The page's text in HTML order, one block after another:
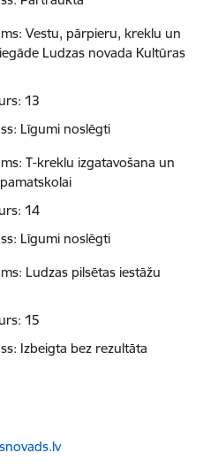
Vestu, pārpieru, kreklu un
Ludzas novada Kultūras
13
Līgumi noslēgti
T-kreklu izgatavošana un
14
Līgumi noslēgti
Ludzas pilsētas iestāžu
15
Izbeigta bez rezultāta